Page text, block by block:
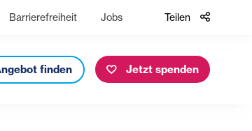
Barrierefreiheit Jobs Teilen
finden Jetzt spenden